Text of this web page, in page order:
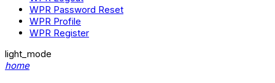
WPR Password Reset
WPR Profile
WPR Register
light_mode
home